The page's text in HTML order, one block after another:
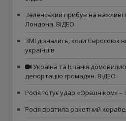
Зеленський прибув на важливі
Лондона. ВІДЕО
ЗМІ дізнались, коли Євросоюз
українців
Україна та Іспанія
депортацію громадян. ВІДЕО
Росія готує удар «Орєшніком»
Росія вратила ракетний